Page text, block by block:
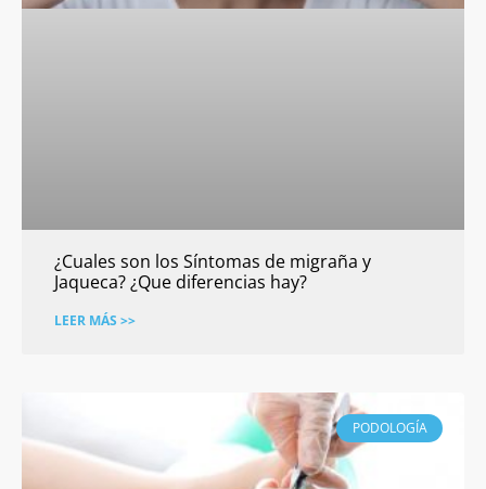
¿Cuales son los Síntomas de migraña y
Jaqueca? ¿Que diferencias hay?
LEER MÁS >>
PODOLOGÍA